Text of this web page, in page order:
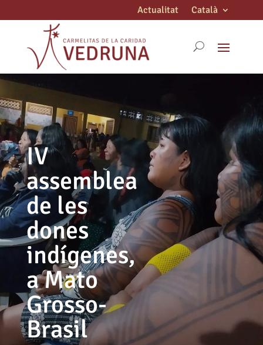
Actualitat Català
IV
assemblea
de les
dones
indígenes,
a Mato
Grosso-
Brasil